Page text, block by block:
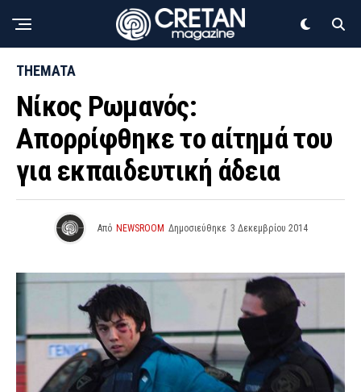
THEMATA
Νίκος Ρωμανός:
Απορρίφθηκε το αίτημά του
για εκπαιδευτική άδεια
Από NEWSROOM Δημοσιεύθηκε 3 Δεκεμβρίου 2014